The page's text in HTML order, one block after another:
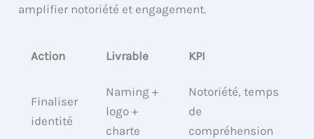
amplifier notoriété et engagement.
Action Livrable KPI
Finaliser
identité
Naming +
logo +
charte
Notoriété, temps
de
compréhension